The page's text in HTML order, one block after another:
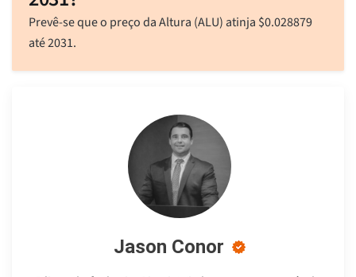
Prevê-se que o preço da Altura (ALU) atinja $0.028879
até 2031.
Jason Conor